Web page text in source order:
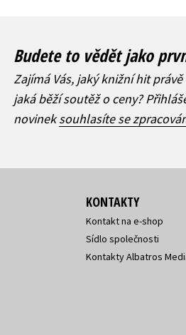
Budete to vědět jako
Zajímá Vás, jaký knižní hit
jaká běží soutěž o ceny?
novineksouhlasíte se
KONTAKTY
Kontakt na e-shop
Sídlo společnosti
Kontakty Albatros